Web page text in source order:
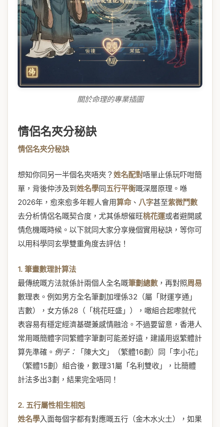
關於命理的專業插圖
情侶名夾分秘訣
情侶名夾分秘訣
想知你同另一半個名夾唔夾？姓名配對唔單止係玩吓咁簡
單，背後仲涉及到 姓名學同五行平衡嘅深層原理。喺
2026年，愈來愈多年輕人會用算命、 八字甚至紫微鬥數
去分析情侶名嘅契合度，尤其係想催旺桃花運或者避開感
情危機嘅時候。以下就同大家分享幾個實用秘訣，等你可
以用科學同玄學雙重角度去評估！
1. 筆畫數理計算法
最傳統嘅方法就係計兩個人全名嘅筆劃總數，再對照周易
數理表。例如男方全名筆劃加埋係32（屬「財運亨通」
吉數），女方係28（「桃花旺盛」），噉組合起嚟就代
表容易有穩定經濟基礎兼感情融洽。不過要留意，香港人
常用嘅簡體字同繁體字筆劃可能差好遠，建議用返繁體計
算先準確。 例子：
「陳大文」（繁體16劃）同「李小花」
（繁體15劃）組合後，數理31屬「名利雙收」，比簡體
計法多出3劃，結果完全唔同！
2. 五行屬性相生相剋
姓名學入面每個字都有對應嘅五行（金木水火土），如果